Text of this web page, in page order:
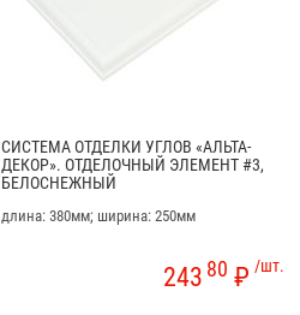
СИСТЕМА ОТДЕЛКИ УГЛОВ «АЛЬТА-
ДЕКОР». ОТДЕЛОЧНЫЙ ЭЛЕМЕНТ #3,
БЕЛОСНЕЖНЫЙ
длина: 380мм; ширина: 250мм
/шт.
243 80 ₽